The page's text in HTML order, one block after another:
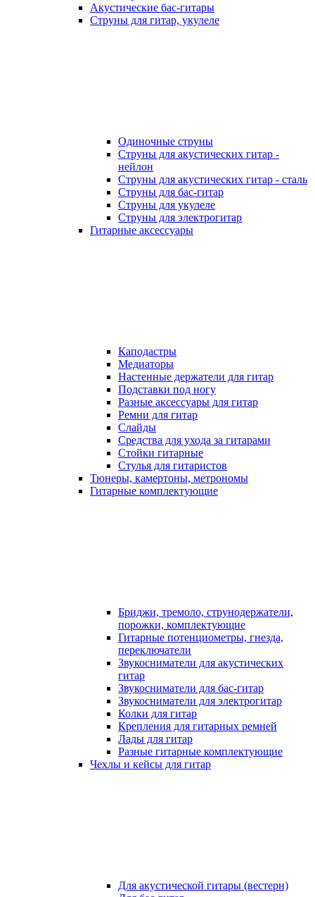
Акустические бас-гитары
Струны для гитар, укулеле
Одиночные струны
Струны для акустических гитар -
нейлон
Струны для акустических гитар - сталь
Струны для бас-гитар
Струны для укулеле
Струны для электрогитар
Гитарные аксессуары
Каподастры
Медиаторы
Настенные держатели для гитар
Подставки под ногу
Разные аксессуары для гитар
Ремни для гитар
Слайды
Средства для ухода за гитарами
Стойки гитарные
Стулья для гитаристов
Тюнеры, камертоны, метрономы
Гитарные комплектующие
Бриджи, тремоло, струнодержатели,
порожки, комплектующие
Гитарные потенциометры, гнезда,
переключатели
Звукосниматели для акустических
гитар
Звукосниматели для бас-гитар
Звукосниматели для электрогитар
Колки для гитар
Крепления для гитарных ремней
Лады для гитар
Разные гитарные комплектующие
Чехлы и кейсы для гитар
Для акустической гитары (вестерн)